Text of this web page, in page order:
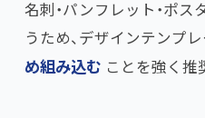
名刺・パンフレット・ポス
うため、デザインテンプ
め組み込む ことを強く推